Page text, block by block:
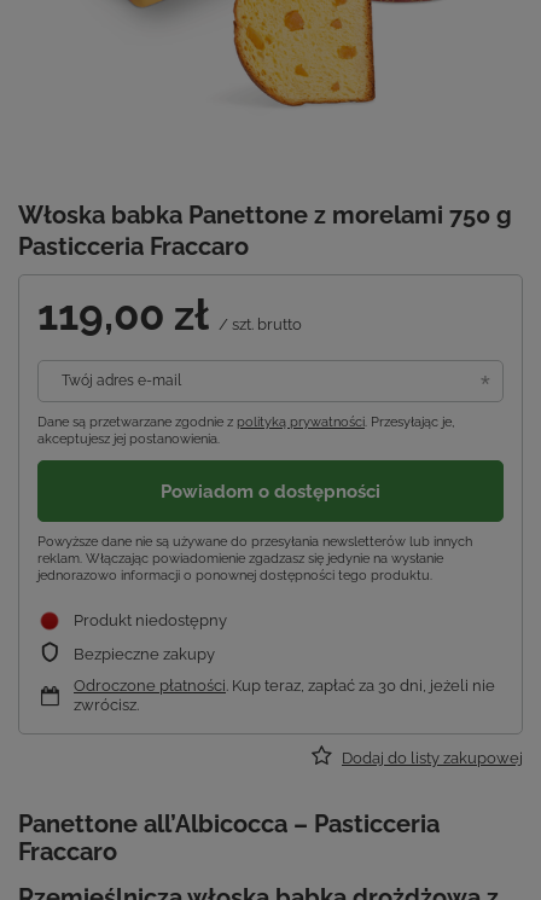
Włoska babka Panettone z morelami 750 g
Pasticceria Fraccaro
119,00 zł / szt. brutto
Twój adres e-mail
Dane są przetwarzane zgodnie z polityką prywatności. Przesyłając je,
akceptujesz jej postanowienia.
Powiadom o dostępności
Powyższe dane nie są używane do przesyłania newsletterów lub innych
reklam. Włączając powiadomienie zgadzasz się jedynie na wysłanie
jednorazowo informacji o ponownej dostępności tego produktu.
Produkt niedostępny
Bezpieczne zakupy
Odroczone płatności. Kup teraz, zapłać za 30 dni, jeżeli nie
zwrócisz.
Dodaj do listy zakupowej
Panettone all’Albicocca – Pasticceria
Fraccaro